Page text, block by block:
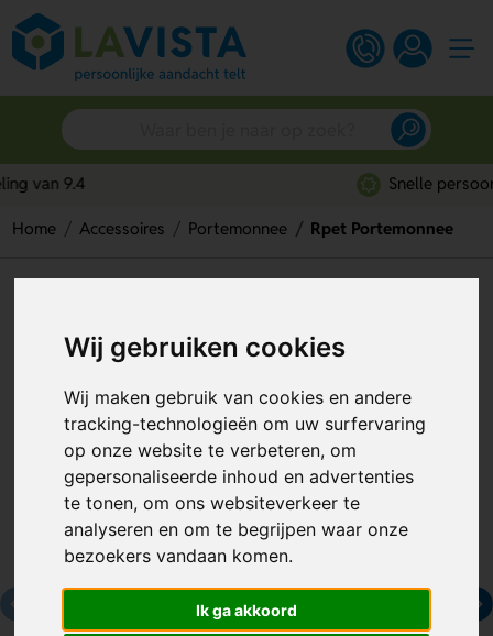
Wij gebruiken cookies
Wij maken gebruik van cookies en andere
tracking-technologieën om uw surfervaring
op onze website te verbeteren, om
gepersonaliseerde inhoud en advertenties
te tonen, om ons websiteverkeer te
analyseren en om te begrijpen waar onze
bezoekers vandaan komen.
Ik ga akkoord
Snelle persoonlijke service
Home Accessoires Portemonnee Rpet Portemonnee
Artikelnummer:307779